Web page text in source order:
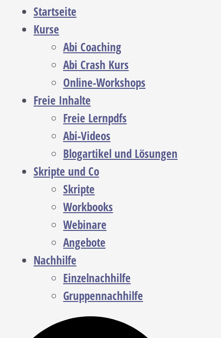
Startseite
Kurse
Abi Coaching
Abi Crash Kurs
Online-Workshops
Freie Inhalte
Freie Lernpdfs
Abi-Videos
Blogartikel und Lösungen
Skripte und Co
Skripte
Workbooks
Webinare
Angebote
Nachhilfe
Einzelnachhilfe
Gruppennachhilfe